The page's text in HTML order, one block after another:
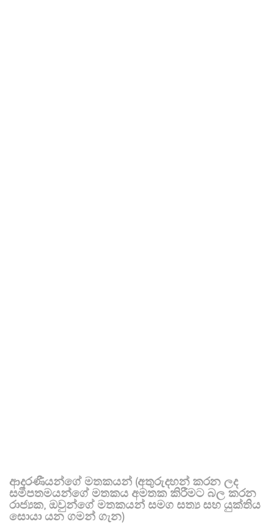
ආදරණීයන්ගේ මතකයන් (අතුරුදහන් කරන ලද
සමීපතමයන්ගේ මතකය අමතක කිරීමට බල කරන
රාජ්‍යක, ඔවුන්ගේ මතකයන් සමග සත්‍ය සහ යුක්තිය
සොයා යන ගමන් ගැන)